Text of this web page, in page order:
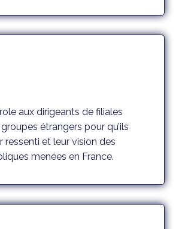
aux dirigeants de filiales
étrangers pour qu’ils
ressenti et leur vision des
menées en France.